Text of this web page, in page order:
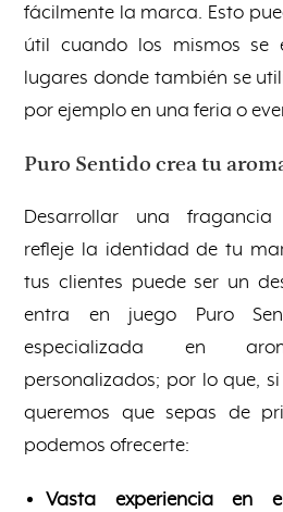
fácilmente la marca. Esto
útil cuando los mismos se
lugares donde también se
por ejemplo en una feria o
Puro Sentido crea tu
Desarrollar una
refleje la identidad de tu
tus clientes puede ser un
entra en juego Puro
especializada en
personalizados; por lo que,
queremos que sepas de
podemos ofrecerte:
Vasta experiencia en